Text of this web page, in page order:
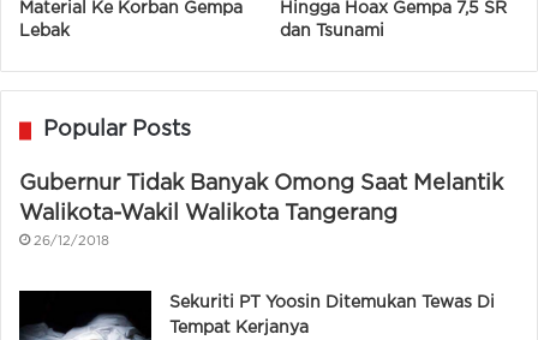
Material Ke Korban Gempa
Lebak
Hingga Hoax Gempa 7,5 SR
dan Tsunami
Popular Posts
Gubernur Tidak Banyak Omong Saat Melantik
Walikota-Wakil Walikota Tangerang
26/12/2018
Sekuriti PT Yoosin Ditemukan Tewas Di
Tempat Kerjanya